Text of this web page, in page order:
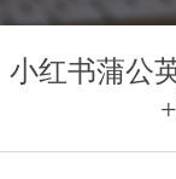
小红书蒲公